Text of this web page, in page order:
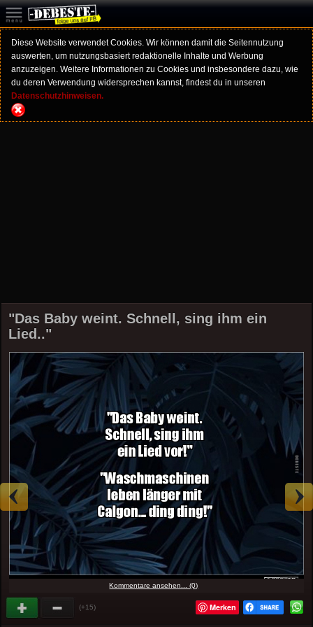
Diese Website verwendet Cookies. Wir können damit die Seitennutzung
auswerten, um nutzungsbasiert redaktionelle Inhalte und Werbung
anzuzeigen. Weitere Informationen zu Cookies und insbesondere dazu, wie
du deren Verwendung widersprechen kannst, findest du in unseren
Datenschutzhinweisen.
"Das Baby weint. Schnell, sing ihm ein
Lied.."
Kommentare ansehen... (0)
(+15) Merken